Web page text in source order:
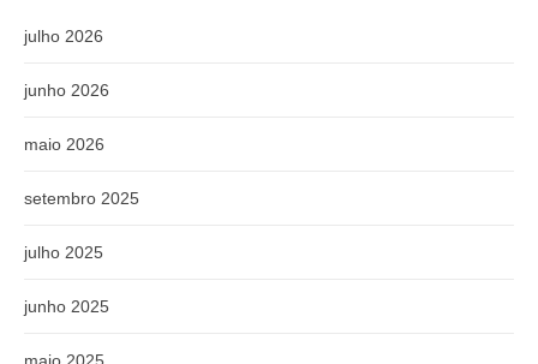
julho 2026
junho 2026
maio 2026
setembro 2025
julho 2025
junho 2025